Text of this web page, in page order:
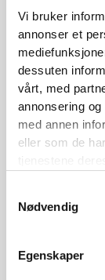
Vi bruker
annonser et
dessuten
vårt, med
annonsering
med annen
eller som de
Nødvendig
Egenskaper
Se
Siste nytt
Nordisk
Nominer din
Nordisk
Nordisk
Nordisk